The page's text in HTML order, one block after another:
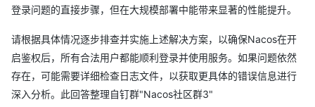
登录问题的直接步骤，但在大规模部署中能带来显著的性能提升。
请根据具体情况逐步排查并实施上述解决方案，以确保Nacos在开
启鉴权后，所有合法用户都能顺利登录并使用服务。如果问题依然
存在，可能需要详细检查日志文件，以获取更具体的错误信息进行
深入分析。此回答整理自钉群"Nacos社区群3"